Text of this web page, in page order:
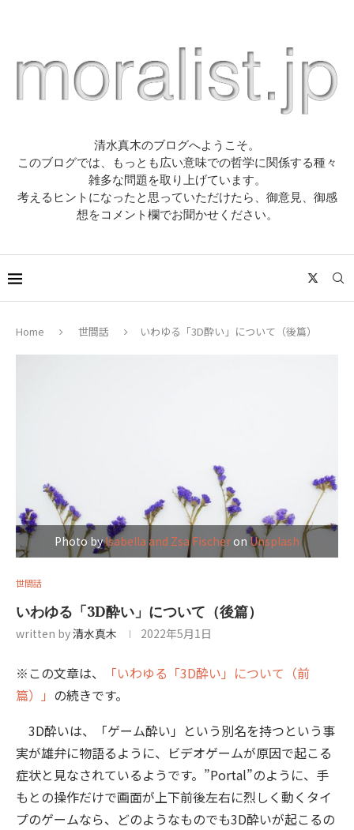
清水真木のブログへようこそ。
このブログでは、もっとも広い意味での哲学に関係する種々
雑多な問題を取り上げています。
考えるヒントになったと思っていただけたら、御意見、御感
想をコメント欄でお聞かせください。
Home 世間話 いわゆる「3D酔い」について（後篇）
Photo byIsabella and Zsa Fischeron Unsplash
世間話
いわゆる「3D酔い」について（後篇）
written by清水真木 2022年5月1日
※この文章は、
「いわゆる「3D酔い」について（前
篇）」 の続きです。
3D酔いは、「ゲーム酔い」という別名を持つという事
実が雄弁に物語るように、ビデオゲームが原因で起こる
症状と見なされているようです。”Portal”のように、手
もとの操作だけで画面が上下前後左右に烈しく動くタイ
プのゲームなら、どのようなものでも3D酔いが起こるの